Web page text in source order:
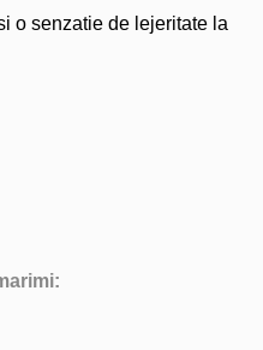
o senzatie de lejeritate la